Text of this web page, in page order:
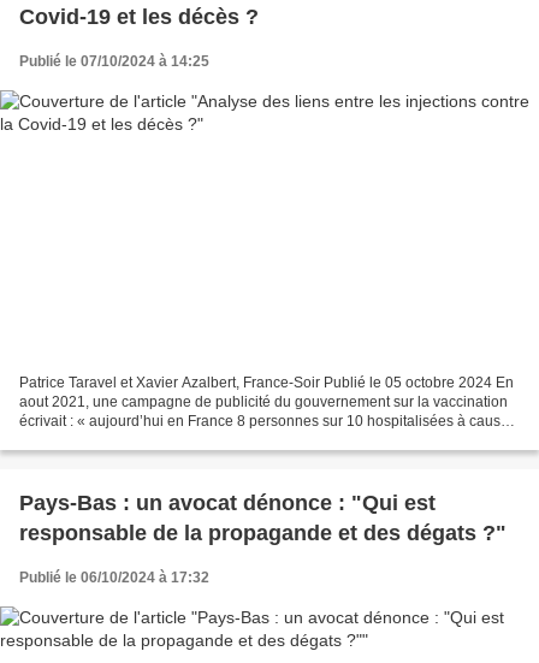
Covid-19 et les décès ?
Publié le 07/10/2024 à 14:25
Patrice Taravel et Xavier Azalbert, France-Soir Publié le 05 octobre 2024 En
aout 2021, une campagne de publicité du gouvernement sur la vaccination
écrivait : « aujourd’hui en France 8 personnes sur 10 hospitalisées à cause
Pays-Bas : un avocat dénonce : "Qui est
responsable de la propagande et des dégats ?"
Publié le 06/10/2024 à 17:32